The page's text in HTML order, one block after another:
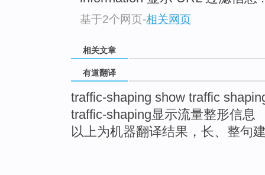
基于2个网页-相关网页
相关文章
有道翻译
traffic-shaping show traffic
traffic-shaping显示流量整形信息
以上为机器翻译结果，长、整句